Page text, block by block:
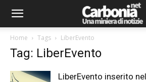
Home Tags LiberEvento
Tag: LiberEvento
LiberEvento inserito